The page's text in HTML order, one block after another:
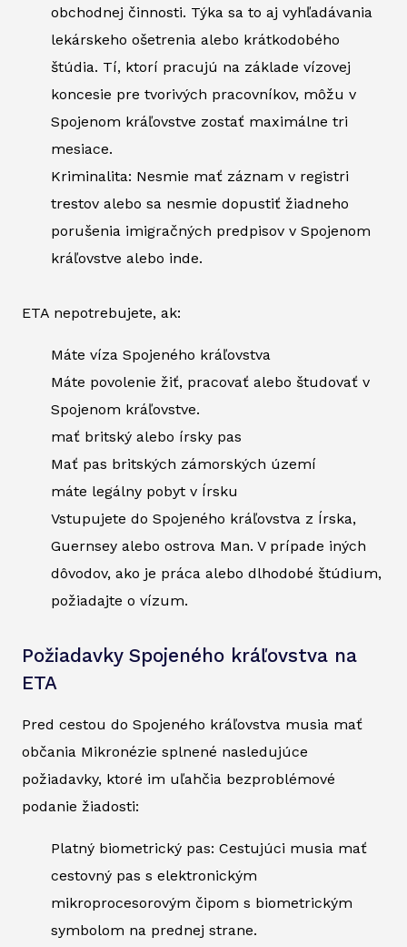
obchodnej činnosti. Týka sa to aj vyhľadávania
lekárskeho ošetrenia alebo krátkodobého
štúdia. Tí, ktorí pracujú na základe vízovej
koncesie pre tvorivých pracovníkov, môžu v
Spojenom kráľovstve zostať maximálne tri
mesiace.
Kriminalita: Nesmie mať záznam v registri
trestov alebo sa nesmie dopustiť žiadneho
porušenia imigračných predpisov v Spojenom
kráľovstve alebo inde.
ETA nepotrebujete, ak:
Máte víza Spojeného kráľovstva
Máte povolenie žiť, pracovať alebo študovať v
Spojenom kráľovstve.
mať britský alebo írsky pas
Mať pas britských zámorských území
máte legálny pobyt v Írsku
Vstupujete do Spojeného kráľovstva z Írska,
Guernsey alebo ostrova Man. V prípade iných
dôvodov, ako je práca alebo dlhodobé štúdium,
požiadajte o vízum.
Požiadavky Spojeného kráľovstva na
ETA
Pred cestou do Spojeného kráľovstva musia mať
občania Mikronézie splnené nasledujúce
požiadavky, ktoré im uľahčia bezproblémové
podanie žiadosti:
Platný biometrický pas: Cestujúci musia mať
cestovný pas s elektronickým
mikroprocesorovým čipom s biometrickým
symbolom na prednej strane.